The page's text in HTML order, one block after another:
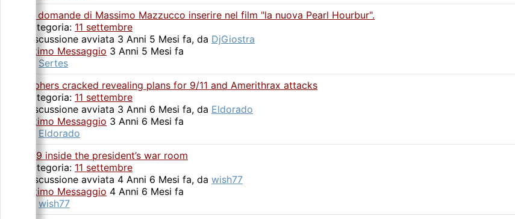
Le domande di Massimo Mazzucco inserire nel film "la nuova Pearl Hourbur".
Categoria: 11 settembre
Discussione avviata 3 Anni 5 Mesi fa, da DjGiostra
Ultimo Messaggio 3 Anni 5 Mesi fa
Sertes
Ciphers cracked revealing plans for 9/11 and Amerithrax attacks
Categoria: 11 settembre
Discussione avviata 3 Anni 6 Mesi fa, da Eldorado
Ultimo Messaggio 3 Anni 6 Mesi fa
Eldorado
11/9 inside the president’s war room
Categoria: 11 settembre
Discussione avviata 4 Anni 6 Mesi fa, da wish77
Ultimo Messaggio 4 Anni 6 Mesi fa
wish77